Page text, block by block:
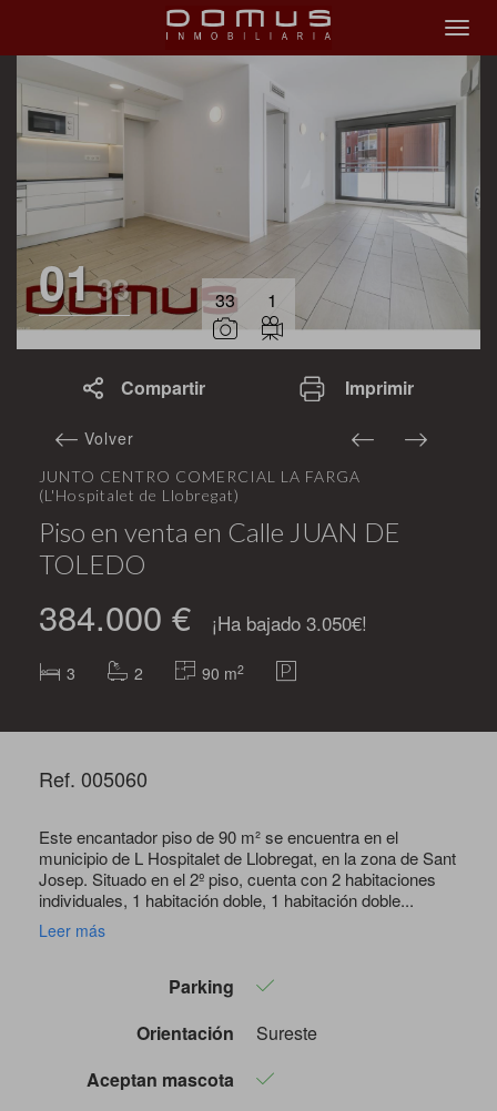
0133 33 1
Compartir Imprimir
Volver
JUNTO CENTRO COMERCIAL LA FARGA
(L'Hospitalet de Llobregat)
Piso en venta en Calle JUAN DE
TOLEDO
384.000 € ¡Ha bajado 3.050€!
3 2 90 m2
Ref. 005060
Este encantador piso de 90 m² se encuentra en el
municipio de L Hospitalet de Llobregat, en la zona de Sant
Josep. Situado en el 2º piso, cuenta con 2 habitaciones
individuales, 1 habitación doble, 1 habitación doble...
Leer más
Parking
Orientación
Sureste
Aceptan mascota